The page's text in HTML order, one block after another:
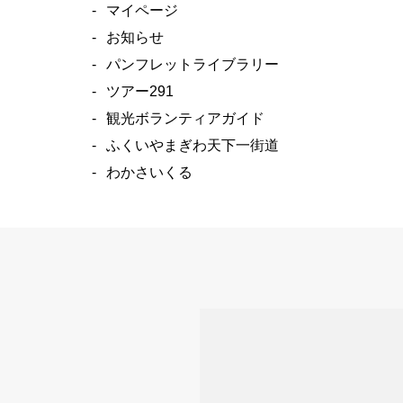
マイページ
お知らせ
パンフレットライブラリー
ツアー291
観光ボランティアガイド
ふくいやまぎわ天下一街道
わかさいくる